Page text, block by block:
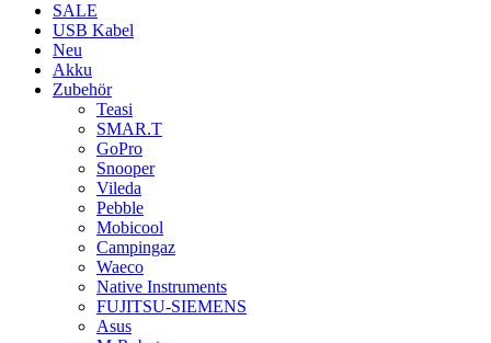
SALE
USB Kabel
Neu
Akku
Zubehör
Teasi
SMAR.T
GoPro
Snooper
Vileda
Pebble
Mobicool
Campingaz
Waeco
Native Instruments
FUJITSU-SIEMENS
Asus